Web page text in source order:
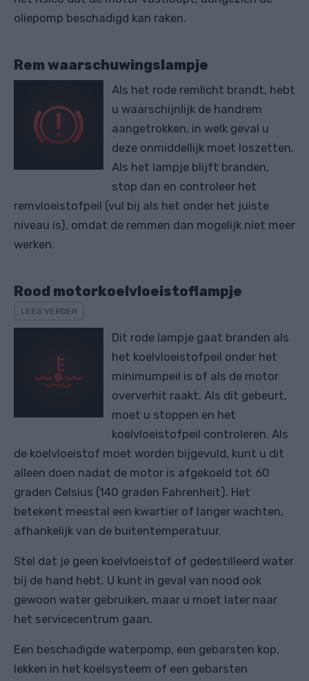
oliepomp beschadigd kan raken.
Rem waarschuwingslampje
Als het rode remlicht brandt, hebt
u waarschijnlijk de handrem
aangetrokken, in welk geval u
deze onmiddellijk moet loszetten.
Als het lampje blijft branden,
stop dan en controleer het
remvloeistofpeil (vul bij als het onder het juiste
niveau is), omdat de remmen dan mogelijk niet meer
werken.
Rood motorkoelvloeistoflampje
LEES VERDER
Dit rode lampje gaat branden als
het koelvloeistofpeil onder het
minimumpeil is of als de motor
oververhit raakt. Als dit gebeurt,
moet u stoppen en het
koelvloeistofpeil controleren. Als
de koelvloeistof moet worden bijgevuld, kunt u dit
alleen doen nadat de motor is afgekoeld tot 60
graden Celsius (140 graden Fahrenheit). Het
betekent meestal een kwartier of langer wachten,
afhankelijk van de buitentemperatuur.
Stel dat je geen koelvloeistof of gedestilleerd water
bij de hand hebt. U kunt in geval van nood ook
gewoon water gebruiken, maar u moet later naar
het servicecentrum gaan.
Een beschadigde waterpomp, een gebarsten kop,
lekken in het koelsysteem of een gebarsten